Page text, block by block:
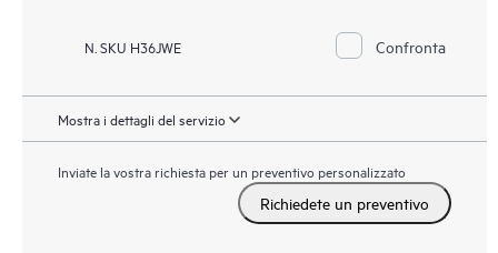
N. SKU H36JWE Confronta
Mostra i dettagli del servizio
Inviate la vostra richiesta per un preventivo personalizzato
Richiedete un preventivo